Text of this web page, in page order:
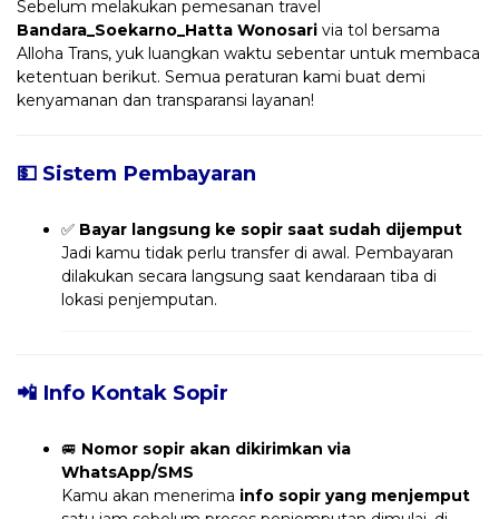
Sebelum melakukan pemesanan travel
Bandara_Soekarno_Hatta Wonosari via tol bersama
Alloha Trans, yuk luangkan waktu sebentar untuk membaca
ketentuan berikut. Semua peraturan kami buat demi
kenyamanan dan transparansi layanan!
💵 Sistem Pembayaran
✅ Bayar langsung ke sopir saat sudah dijemput
Jadi kamu tidak perlu transfer di awal. Pembayaran
dilakukan secara langsung saat kendaraan tiba di
lokasi penjemputan.
📲 Info Kontak Sopir
🚐 Nomor sopir akan dikirimkan via
WhatsApp/SMS
Kamu akan menerima info sopir yang menjemput